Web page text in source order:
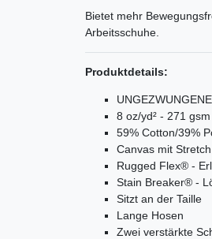
Bietet mehr
Arbeitsschuhe.
Produktdetails:
8 oz/yd² - 271 gsm
59% Cotton/39%
Canvas mit Stretch
Rugged Flex® -
Stain Breaker® -
Sitzt an der Taille
Lange Hosen
Zwei verstärkte